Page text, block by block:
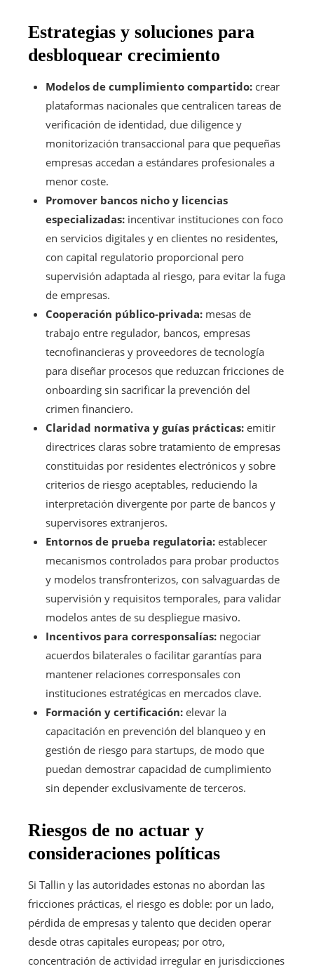
Estrategias y soluciones para
desbloquear crecimiento
Modelos de cumplimiento compartido: crear
plataformas nacionales que centralicen tareas de
verificación de identidad, due diligence y
monitorización transaccional para que pequeñas
empresas accedan a estándares profesionales a
menor coste.
Promover bancos nicho y licencias
especializadas: incentivar instituciones con foco
en servicios digitales y en clientes no residentes,
con capital regulatorio proporcional pero
supervisión adaptada al riesgo, para evitar la fuga
de empresas.
Cooperación público-privada: mesas de
trabajo entre regulador, bancos, empresas
tecnofinancieras y proveedores de tecnología
para diseñar procesos que reduzcan fricciones de
onboarding sin sacrificar la prevención del
crimen financiero.
Claridad normativa y guías prácticas: emitir
directrices claras sobre tratamiento de empresas
constituidas por residentes electrónicos y sobre
criterios de riesgo aceptables, reduciendo la
interpretación divergente por parte de bancos y
supervisores extranjeros.
Entornos de prueba regulatoria: establecer
mecanismos controlados para probar productos
y modelos transfronterizos, con salvaguardas de
supervisión y requisitos temporales, para validar
modelos antes de su despliegue masivo.
Incentivos para corresponsalías: negociar
acuerdos bilaterales o facilitar garantías para
mantener relaciones corresponsales con
instituciones estratégicas en mercados clave.
Formación y certificación: elevar la
capacitación en prevención del blanqueo y en
gestión de riesgo para startups, de modo que
puedan demostrar capacidad de cumplimiento
sin depender exclusivamente de terceros.
Riesgos de no actuar y
consideraciones políticas
Si Tallin y las autoridades estonas no abordan las
fricciones prácticas, el riesgo es doble: por un lado,
pérdida de empresas y talento que deciden operar
desde otras capitales europeas; por otro,
concentración de actividad irregular en jurisdicciones